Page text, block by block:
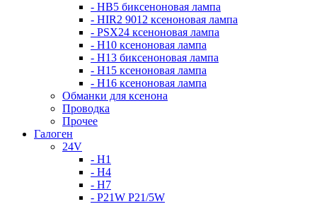
- HB5 биксеноновая лампа
- HIR2 9012 ксеноновая лампа
- PSX24 ксеноновая лампа
- H10 ксеноновая лампа
- H13 биксеноновая лампа
- H15 ксеноновая лампа
- H16 ксеноновая лампа
Обманки для ксенона
Проводка
Прочее
Галоген
24V
- H1
- H4
- H7
- P21W P21/5W